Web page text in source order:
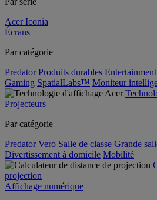
Acer Iconia
Écrans
Par catégorie
Predator Produits durables Entertainment
Gaming SpatialLabs™ Moniteur
Projecteurs
Par catégorie
Predator Vero Salle de classe Grande
Divertissement à domicile Mobilité
projection
Affichage numérique